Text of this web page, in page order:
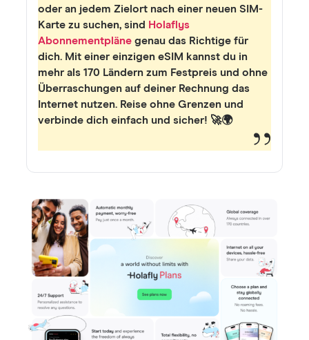
oder an jedem Zielort nach einer neuen SIM-
Karte zu suchen, sind Holaflys
Abonnementpläne genau das Richtige für
dich. Mit einer einzigen eSIM kannst du in
mehr als 170 Ländern zum Festpreis und ohne
Überraschungen auf deiner Rechnung das
Internet nutzen. Reise ohne Grenzen und
verbinde dich einfach und sicher! 🚀🌍